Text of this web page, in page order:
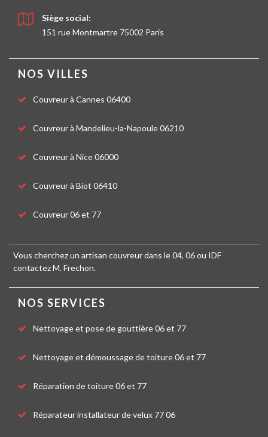
Siège social:
151 rue Montmartre 75002 Paris
NOS VILLES
Couvreur à Cannes 06400
Couvreur à Mandelieu-la-Napoule 06210
Couvreur à Nice 06000
Couvreur à Biot 06410
Couvreur 06 et 77
Vous cherchez un artisan couvreur dans le 04, 06 ou IDF
contactez M. Frechon.
NOS SERVICES
Nettoyage et pose de gouttière 06 et 77
Nettoyage et démoussage de toiture 06 et 77
Réparation de toiture 06 et 77
Réparateur installateur de velux 77 06